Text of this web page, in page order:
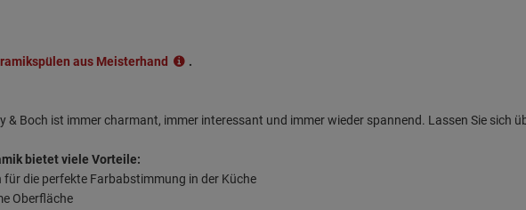
aus Meisterhand
.
& Boch ist immer charmant, immer interessant und immer wieder spannend. Lassen Sie sich
bietet viele Vorteile:
die perfekte Farbabstimmung in der Küche
Oberfläche